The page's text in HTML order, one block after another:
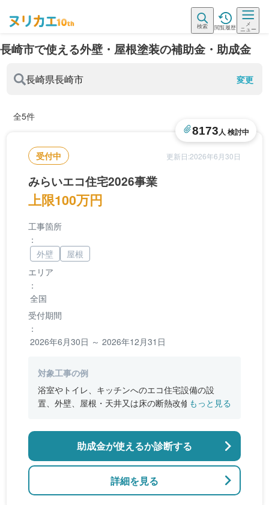
検索 閲覧履歴
メ
ニュー
長崎市で使える外壁・屋根塗装の補助金・助成金
長崎県長崎市 変更
全5件
受付中 更新日:2026年6月30日
みらいエコ住宅2026事業
上限100万円
8173人 検討中
エリア
：
全国
受付期間
：
2026年6月30日 ～ 2026年12月31日
工事箇所
：
外壁
屋根
対象工事の例
浴室やトイレ、キッチンへのエコ住宅設備の設
置、外壁、屋根・天井又は床の断熱改修、窓やド
のバリアフリー改修
もっと見る
詳細を見る
助成金が使えるか診断する